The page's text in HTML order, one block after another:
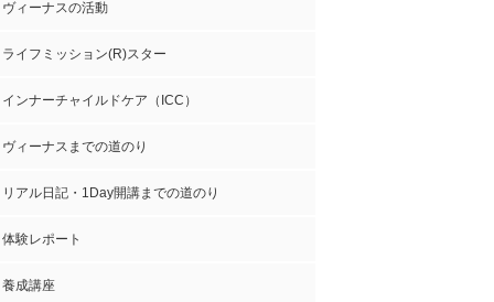
ヴィーナスの活動
ライフミッション(R)スター
インナーチャイルドケア（ICC）
ヴィーナスまでの道のり
リアル日記・1Day開講までの道のり
体験レポート
養成講座